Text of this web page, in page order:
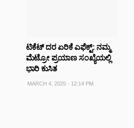
ಟಿಕೆಟ್ ದರ ಏರಿಕೆ ಎಫೆಕ್ಟ್: ನಮ್ಮ
ಮೆಟ್ರೋ ಪ್ರಯಾಣ ಸಂಖ್ಯೆಯಲ್ಲಿ
ಭಾರಿ ಕುಸಿತ
MARCH 4, 2025 - 12:14 PM